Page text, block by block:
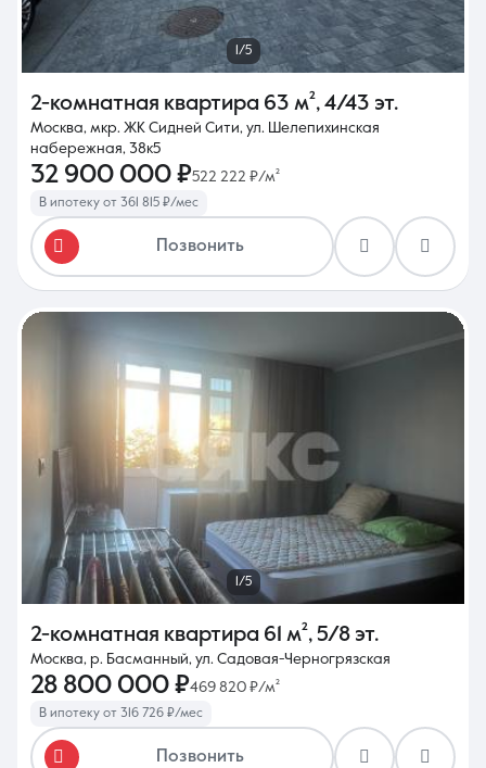
1/5
2-комнатная квартира 63 м², 4/43 эт.
Москва, мкр. ЖК Сидней Сити, ул. Шелепихинская
набережная, 38к5
32 900 000 ₽522 222 ₽/м²
В ипотеку от 361 815 ₽/мес
Позвонить
1/5
2-комнатная квартира 61 м², 5/8 эт.
Москва, р. Басманный, ул. Садовая-Черногрязская
28 800 000 ₽469 820 ₽/м²
В ипотеку от 316 726 ₽/мес
Позвонить